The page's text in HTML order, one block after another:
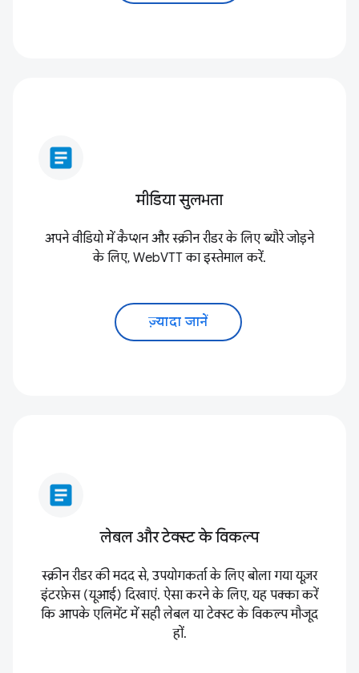
article
मीडिया सुलभता
अपने वीडियो में कैप्शन और स्क्रीन रीडर के लिए ब्यौरे जोड़ने
के लिए, WebVTT का इस्तेमाल करें.
ज़्यादा जानें
article
लेबल और टेक्स्ट के विकल्प
स्क्रीन रीडर की मदद से, उपयोगकर्ता के लिए बोला गया यूज़र
इंटरफ़ेस (यूआई) दिखाएं. ऐसा करने के लिए, यह पक्का करें
कि आपके एलिमेंट में सही लेबल या टेक्स्ट के विकल्प मौजूद
हों.